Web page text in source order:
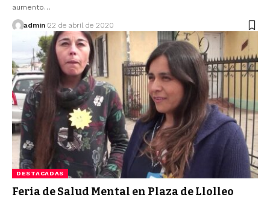
aumento…
admin 22 de abril de 2020
DESTACADAS
Feria de Salud Mental en Plaza de Llolleo